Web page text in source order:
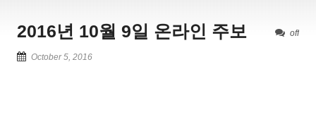
off
2016년 10월 9일 온라인 주보
October 5, 2016